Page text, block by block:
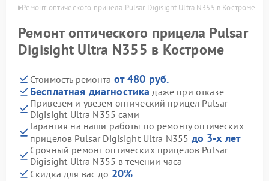
Ремонт оптического прицела Pulsar Digisight Ultra N355 в Костроме
Ремонт оптического прицела Pulsar
Digisight Ultra N355 в Костроме
Стоимость ремонта от 480 руб.
Бесплатная диагностика даже при отказе
Привезем и увезем оптический прицел Pulsar
Digisight Ultra N355 сами
Гарантия на наши работы по ремонту оптических
прицелов Pulsar Digisight Ultra N355 до 3-х лет
Срочный ремонт оптических прицелов Pulsar
Digisight Ultra N355 в течении часа
Скидка для вас до 20%